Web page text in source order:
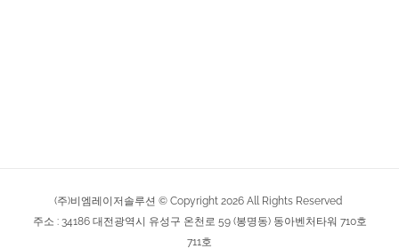
(주)비엠레이저솔루션 © Copyright 2026 All Rights Reserved
주소 : 34186 대전광역시 유성구 온천로 59 (봉명동) 동아벤처타워 710호
711호